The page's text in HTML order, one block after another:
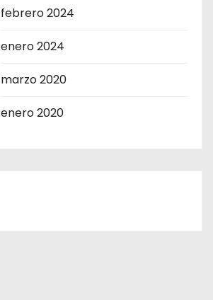
febrero 2024
enero 2024
marzo 2020
enero 2020